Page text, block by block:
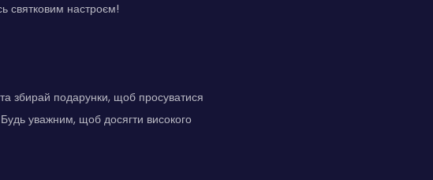
святковим настроєм!
збирай подарунки, щоб просуватися
уважним, щоб досягти високого